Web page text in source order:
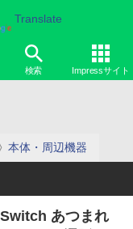
Translate
検索 Impressサイト
本体・周辺機器
あつまれ